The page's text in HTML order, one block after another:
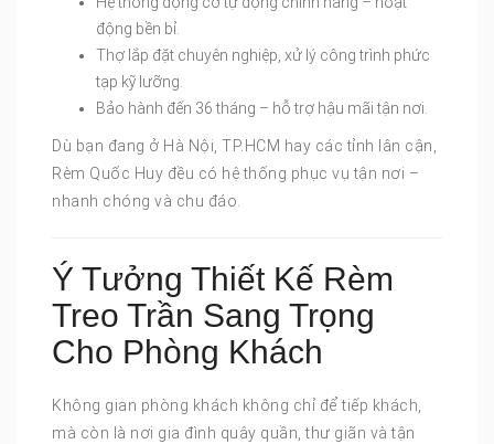
động bền bỉ.
Thợ lắp đặt chuyên nghiệp, xử lý công trình phức
tạp kỹ lưỡng.
Bảo hành đến 36 tháng – hỗ trợ hậu mãi tận nơi.
Dù bạn đang ở Hà Nội, TP.HCM hay các tỉnh lân cận,
Rèm Quốc Huy đều có hệ thống phục vụ tận nơi –
nhanh chóng và chu đáo.
Ý Tưởng Thiết Kế Rèm
Treo Trần Sang Trọng
Cho Phòng Khách
Không gian phòng khách không chỉ để tiếp khách,
mà còn là nơi gia đình quây quần, thư giãn và tận